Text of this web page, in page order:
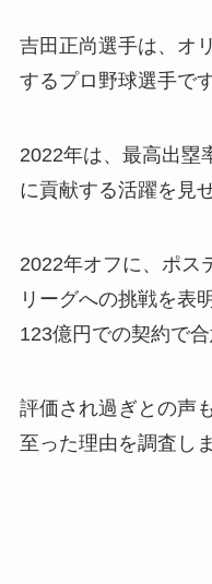
吉田正尚選手は、オ
するプロ野球選手です
2022年は、最高出塁
に貢献する活躍を見
2022年オフに、ポス
リーグへの挑戦を表
123億円での契約で合
評価され過ぎとの声
至った理由を調査し